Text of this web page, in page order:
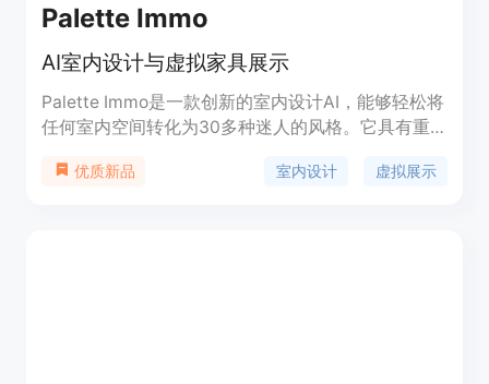
Palette Immo
AI室内设计与虚拟家具展示
Palette Immo是一款创新的室内设计AI，能够轻松将
任何室内空间转化为30多种迷人的风格。它具有重
需求。优质新品 室内设计 虚拟展示